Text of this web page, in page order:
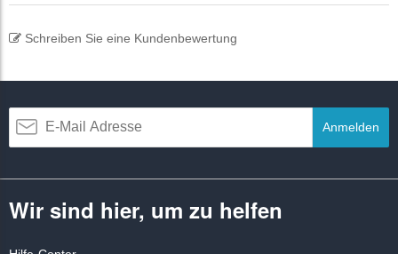
Schreiben Sie eine Kundenbewertung
Anmelden
Wir sind hier, um zu helfen